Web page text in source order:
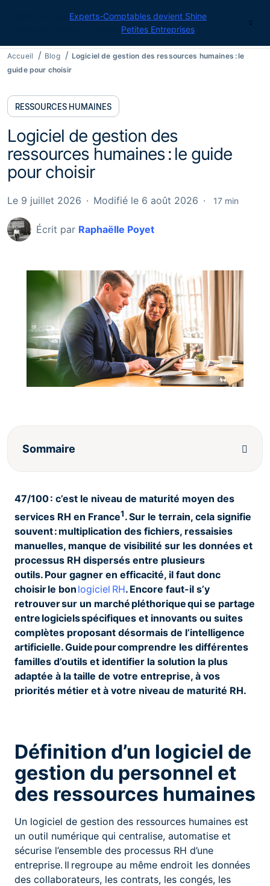
Experts-Comptables devient Shine
Petites Entreprises
Accueil Blog
Logiciel de gestion des ressources humaines : le
guide pour choisir
RESSOURCES HUMAINES
Logiciel de gestion des
ressources humaines : le guide
pour choisir
Écrit par Raphaëlle Poyet
Le 9 juillet 2026 Modifié le 6 août 2026 17 min
Sommaire
47/100 : c’est le niveau de maturité moyen des
services RH en France1. Sur le terrain, cela signifie
souvent : multiplication des fichiers, ressaisies
manuelles, manque de visibilité sur les données et
processus RH dispersés entre plusieurs
outils. Pour gagner en efficacité, il faut donc
choisir le bon logiciel RH. Encore faut-il s’y
retrouver sur un marché pléthorique qui se partage
entre logiciels spécifiques et innovants ou suites
complètes proposant désormais de l’intelligence
artificielle. Guide pour comprendre les différentes
familles d’outils et identifier la solution la plus
adaptée à la taille de votre entreprise, à vos
priorités métier et à votre niveau de maturité RH.
Définition d’un logiciel de
gestion du personnel et
des ressources humaines
Un logiciel de gestion des ressources humaines est
un outil numérique qui centralise, automatise et
sécurise l’ensemble des processus RH d’une
entreprise. Il regroupe au même endroit les données
des collaborateurs, les contrats, les congés, les